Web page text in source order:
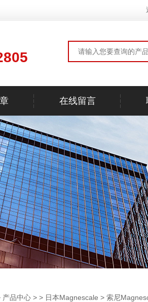
在线留言
产品中心 > > 日本Magnescale > 索尼